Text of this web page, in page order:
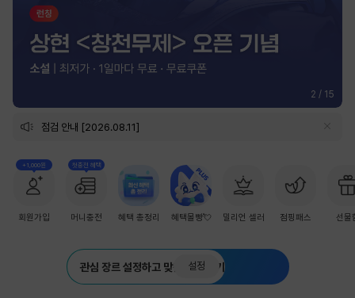
2 / 15
점검 안내 [2026.08.11]
+1,000원
회원가입
첫충전 혜택
머니충전 혜택 총정리 혜택몰빵💘 밀리언 셀러 점핑패스 선물
관심 장르 설정하고 맞춤 추천 받기
설정